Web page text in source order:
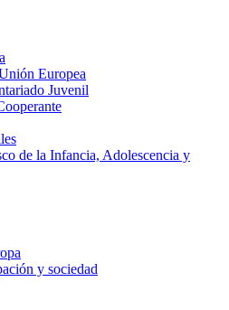
Europea
Juvenil
de la Infancia, Adolescencia y
y sociedad